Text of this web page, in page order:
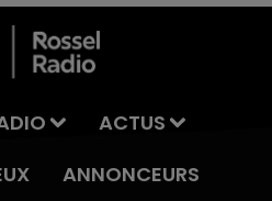
ACTUS
ANNONCEURS